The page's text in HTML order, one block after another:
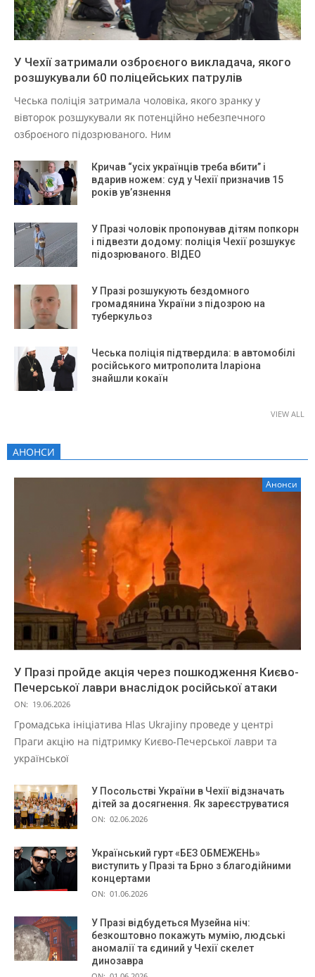
У Чехії затримали озброєного викладача, якого
розшукували 60 поліцейських патрулів
Чеська поліція затримала чоловіка, якого зранку у
вівторок розшукували як потенційно небезпечного
озброєного підозрюваного. Ним
Кричав “усіх українців треба вбити” і
вдарив ножем: суд у Чехії призначив 15
років ув’язнення
У Празі чоловік пропонував дітям попкорн
і підвезти додому: поліція Чехії розшукує
підозрюваного. ВІДЕО
У Празі розшукують бездомного
громадянина України з підозрою на
туберкульоз
Чеська поліція підтвердила: в автомобілі
російського митрополита Іларіона
знайшли кокаїн
VIEW ALL
АНОНСИ
Анонси
У Празі пройде акція через пошкодження Києво-
Печерської лаври внаслідок російської атаки
ON: 19.06.2026
Громадська ініціатива Hlas Ukrajiny проведе у центрі
Праги акцію на підтримку Києво-Печерської лаври та
української
У Посольстві України в Чехії відзначать
дітей за досягнення. Як зареєструватися
ON: 02.06.2026
Український гурт «БЕЗ ОБМЕЖЕНЬ»
виступить у Празі та Брно з благодійними
концертами
ON: 01.06.2026
У Празі відбудеться Музейна ніч:
безкоштовно покажуть мумію, людські
аномалії та єдиний у Чехії скелет
динозавра